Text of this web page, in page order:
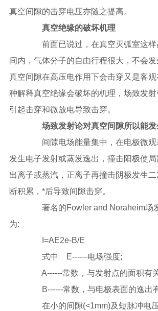
真空间隙的击穿电压亦随之提高。
真空绝缘的破坏机理
前面已说过，在真空灭弧室这样
间内，气体分子的自由行程很大，不会
真空间隙在高压电作用下会击穿又是客
种解释真空绝缘会破坏的机理，场致发
引起击穿和微放电导致击穿。
场致发射论对真空间隙所以能
间隙电场能量集中，在电极微观
发生电子发射或蒸发逸出，撞击阳极使
出离子或蒸汽，正离子再撞击阴极发生
断积累，*后导致间隙击穿。
著名的Fowler and Noraheim场
为:
I=AE2e-B/E
式中 E------电场强度;
A------常数，与发射点的面积有
B------常数，与电极表面的逸出有
在小的间隙(<1mm)及短脉冲电